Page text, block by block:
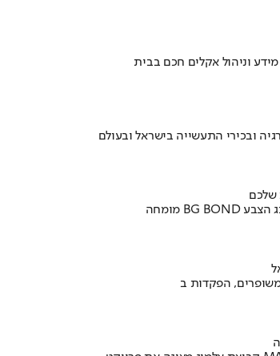
וניהול אקלים חכם בבית
ובכירי התעשייה בישראל ובעולם
שלכם